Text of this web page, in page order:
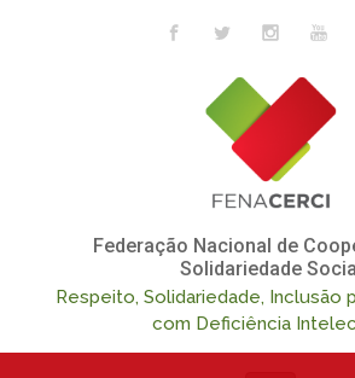
Skip to main content
Federação Nacional de
Solidariedade
Respeito, Solidariedade, Inclusão
com Deficiência